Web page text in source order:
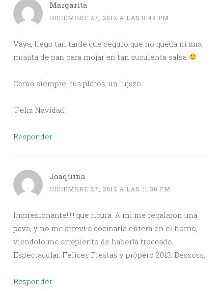
Margarita
DICIEMBRE 27, 2012 A LAS 8:48 PM
Vaya, llego tan tarde que seguro que no queda ni una
miajita de pan para mojar en tan suculenta salsa
Como siempre, tus platos, un lujazo.
¡Feliz Navidad!
Responder
Joaquina
DICIEMBRE 27, 2012 A LAS 11:30 PM
Impresionante!!!!! que ricura. A mi me regalaron una
pava, y no me atreví a cocinarla entera en el horno,
viendolo me arrepiento de haberla troceado..
Espectacular. Felices Fiestas y própero 2013. Bessoss,
Responder